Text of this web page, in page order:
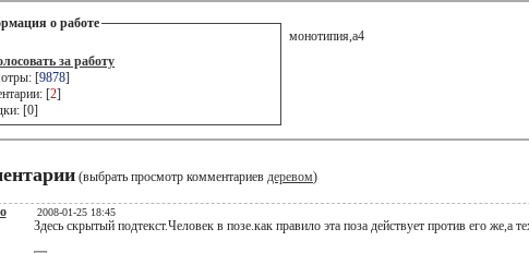
о работе
за работу
[9878]
[2]
закладки: [0]
монотипия,а4
(выбрать просмотр комментариев деревом)
2008-01-25 18:45
Здесь скрытый подтекст.Человек в позе.как правило эта поза действует против его же,а